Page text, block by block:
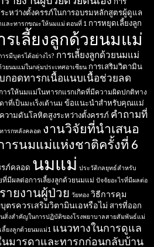
หว่างตั้งครรภ์ในการอบรมหลักสูตรผู้ดูแล
และทารกขณะให้นมแม่ ตอนที่ 1 การหยุดเลี้ยงลูก
รเลี้ยงลูกด้วยนมแม่
รมีบุตรได้อย่างไร? การเลี้ยงลูกด้วยนมแม่
วยนมแม่ในกลุ่มประเทศอาเซียน การเสริมวิตามิน
กอดทารกเนื้อแนบเนื้อช่วยลด
การให้นมแม่ในทารกแรกเกิดที่มีความผิดปกติทาง
ที่เป็นมะเร็งเต้านม ข้อแนะนำสำหรับคุณแม่
ความดันโลหิตสูงระหว่างตั้งครรภ์ คำถามที่
ารกหลังคลอด งานวิจัยที่นำเสนอ
รนมแม่แห่งชาติครั้งที่ 6
รภ์คลอด นมแม่ ประวัติกลยุทธ์สำหรับ
ที่มีผลต่อการเลี้ยงลูกด้วยนมแม่ ปัจจัยอะไรที่มีผลต่อ
รายงานผู้ป่วย วัยทอง วิธีการคุม
ตรควรเสริมวิตามินเอหรือไม่ สารที่ออก
นสิ่งสำคัญในการปฏิบัติของโรงพยาบาลสายสัมพันธ์แม่
ลี้ยงลูกด้วยนมแม่1 แนวทางในการดูแล
นมารดาและทารกก่อนกลับบ้าน